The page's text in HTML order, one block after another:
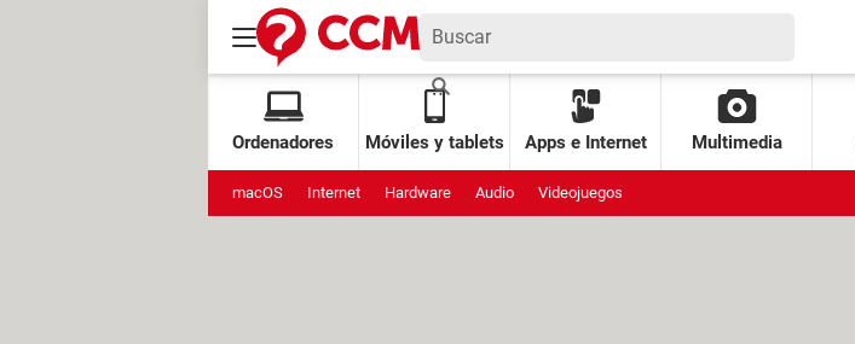
Ordenadores Móviles y tablets Apps e Internet Multimedia
macOS Internet Hardware Audio Videojuegos